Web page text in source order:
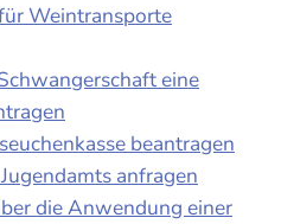
Weintransporte
eine
beantragen
anfragen
die Anwendung einer